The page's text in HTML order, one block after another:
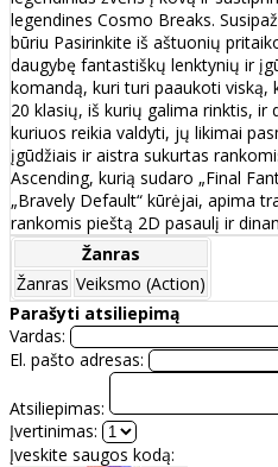
legendines Cosmo Breaks.
būriu Pasirinkite iš aštuonių
daugybę fantastiškų lenktynių ir
komandą, kuri turi paaukoti viską,
20 klasių, iš kurių galima rinktis, ir
kuriuos reikia valdyti, jų likimai
įgūdžiais ir aistra sukurtas
Ascending, kurią sudaro „Final
„Bravely Default“ kūrėjai, apima
rankomis pieštą 2D pasaulį ir
Žanras
Žanras Veiksmo (Action)
Parašyti atsiliepimą
Vardas:
El. pašto adresas:
Atsiliepimas:
Įvertinimas:
Įveskite saugos kodą: